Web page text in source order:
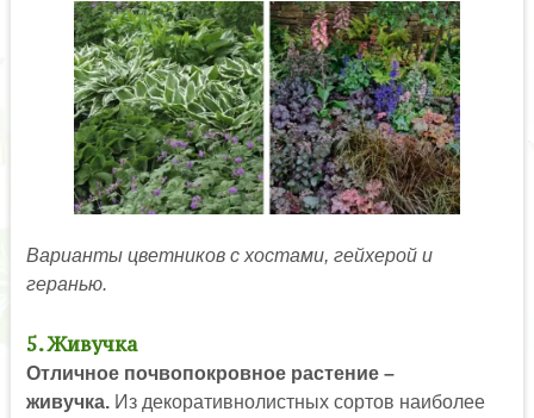
Варианты цветников с хостами, гейхерой и
геранью.
5. Живучка
Отличное почвопокровное растение –
живучка.Из декоративнолистных сортов наиболее